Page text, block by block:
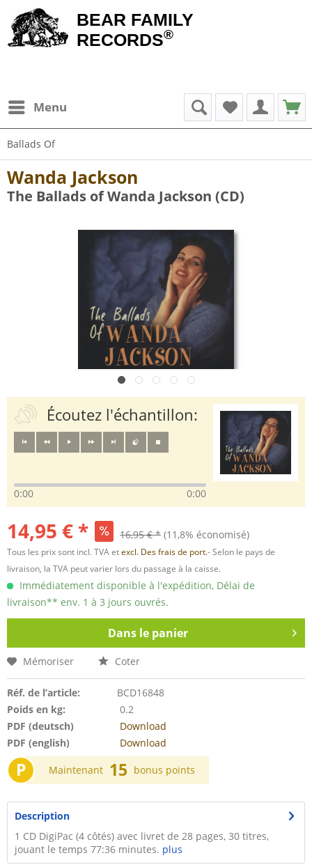
BEAR FAMILY
RECORDS®
Menu
Ballads Of
Wanda Jackson
The Ballads of Wanda Jackson (CD)
Écoutez l'échantillon:
0:00 0:00
14,95 € * 16,95 € * (11,8% économisé)
Tous les prix sont incl. TVA etexcl. Des frais de port.- Selon le pays de
livraison, la TVA peut varier lors du passage à la caisse.
Immédiatement disponible à l'expédition, Délai de
livraison** env. 1 à 3 jours ouvrés.
Dans le panier
Mémoriser Coter
Réf. de l’article:
BCD16848
Poids en kg:
0.2
PDF (deutsch)
Download
PDF (english)
Download
P Maintenant 15 bonus points
Description
1 CD DigiPac (4 côtés) avec livret de 28 pages, 30 titres,
jouant le temps 77:36 minutes. plus